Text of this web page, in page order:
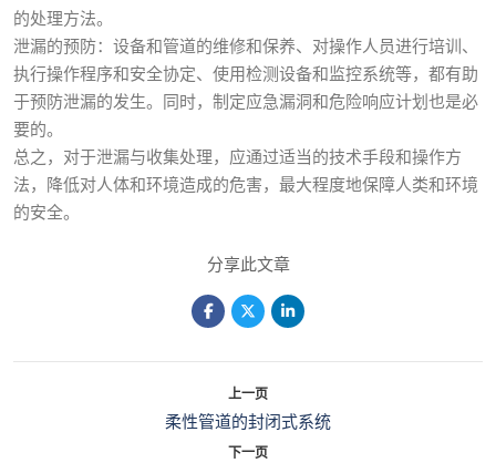
的处理方法。
泄漏的预防：设备和管道的维修和保养、对操作人员进行培训、
执行操作程序和安全协定、使用检测设备和监控系统等，都有助
于预防泄漏的发生。同时，制定应急漏洞和危险响应计划也是必
要的。
总之，对于泄漏与收集处理，应通过适当的技术手段和操作方
法，降低对人体和环境造成的危害，最大程度地保障人类和环境
的安全。
分享此文章
上一页
柔性管道的封闭式系统
下一页